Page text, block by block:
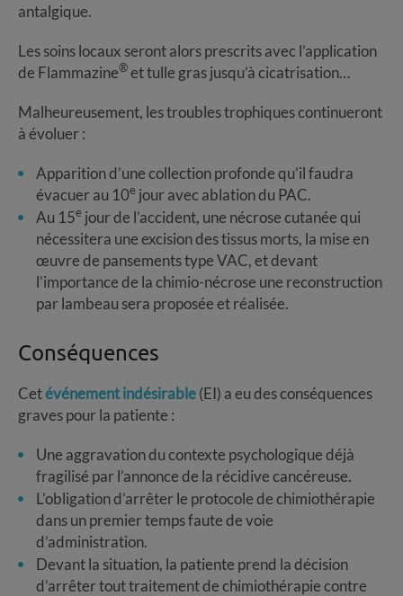
antalgique.
Les soins locaux seront alors prescrits avec l’application
de Flammazine®et tulle gras jusqu’à cicatrisation…
Malheureusement, les troubles trophiques continueront
à évoluer :
Apparition d’une collection profonde qu’il faudra
évacuer au 10e jour avec ablation du PAC.
Au 15e jour de l’accident, une nécrose cutanée qui
nécessitera une excision des tissus morts, la mise en
œuvre de pansements type VAC, et devant
l’importance de la chimio-nécrose une reconstruction
par lambeau sera proposée et réalisée.
Conséquences
Cetévénement indésirable(EI) a eu des conséquences
graves pour la patiente :
Une aggravation du contexte psychologique déjà
fragilisé par l’annonce de la récidive cancéreuse.
L’obligation d’arrêter le protocole de chimiothérapie
dans un premier temps faute de voie
d’administration.
Devant la situation, la patiente prend la décision
d’arrêter tout traitement de chimiothérapie contre